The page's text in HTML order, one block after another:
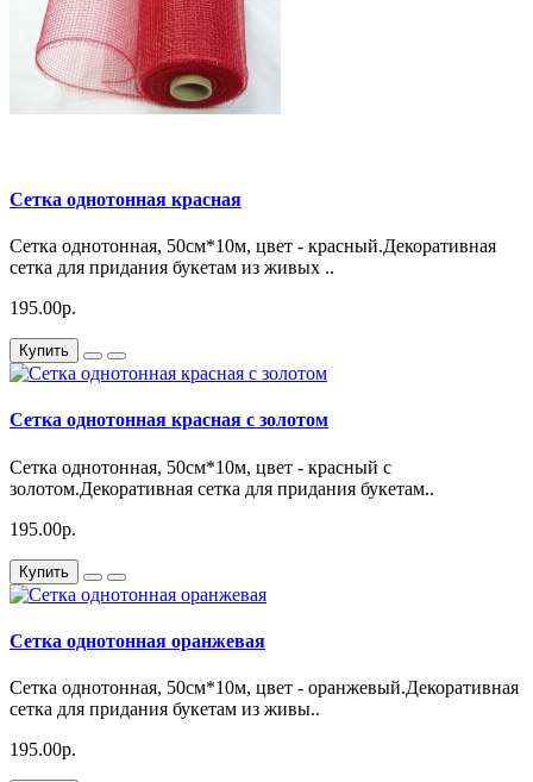
Сетка однотонная красная
Сетка однотонная, 50см*10м, цвет - красный.Декоративная
сетка для придания букетам из живых ..
195.00р.
Купить
Сетка однотонная красная с золотом
Сетка однотонная, 50см*10м, цвет - красный с
золотом.Декоративная сетка для придания букетам..
195.00р.
Купить
Сетка однотонная оранжевая
Сетка однотонная, 50см*10м, цвет - оранжевый.Декоративная
сетка для придания букетам из живы..
195.00р.